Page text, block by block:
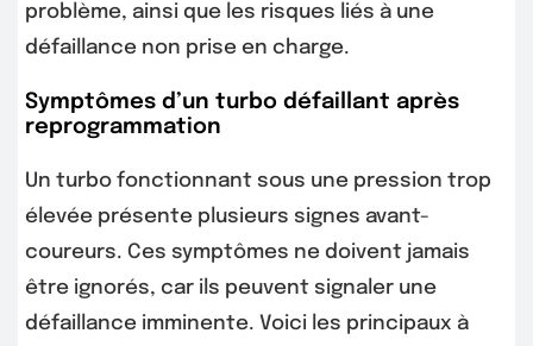
problème, ainsi que les risques liés à une
défaillance non prise en charge.
Symptômes d’un turbo défaillant après
reprogrammation
Un turbo fonctionnant sous une pression trop
élevée présente plusieurs signes avant-
coureurs. Ces symptômes ne doivent jamais
être ignorés, car ils peuvent signaler une
défaillance imminente. Voici les principaux à